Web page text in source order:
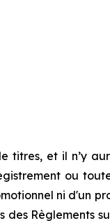
titres, et il n’y
ou
ni d'un
Règlements